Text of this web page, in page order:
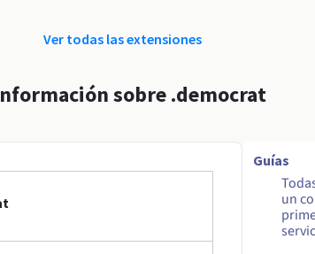
Ver todas las extensiones
sobre .democrat
Guías
un